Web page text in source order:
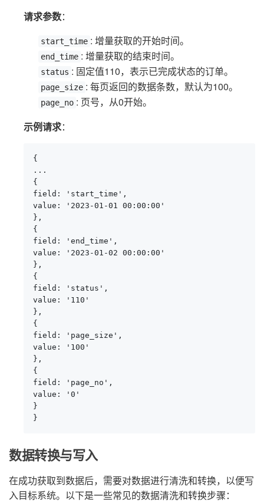
请求参数：
start_time : 增量获取的开始时间。
end_time : 增量获取的结束时间。
status : 固定值110，表示已完成状态的订单。
page_size : 每页返回的数据条数，默认为100。
page_no : 页号，从0开始。
示例请求：
{
...
{
field: 'start_time',
value: '2023-01-01 00:00:00'
},
{
field: 'end_time',
value: '2023-01-02 00:00:00'
},
{
field: 'status',
value: '110'
},
{
field: 'page_size',
value: '100'
},
{
field: 'page_no',
value: '0'
}
}
数据转换与写入
在成功获取到数据后，需要对数据进行清洗和转换，以便写
入目标系统。以下是一些常见的数据清洗和转换步骤：